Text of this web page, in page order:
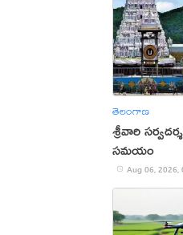
తెలంగాణ
శ్రీవారి
సమయం
Aug 06, 2026,